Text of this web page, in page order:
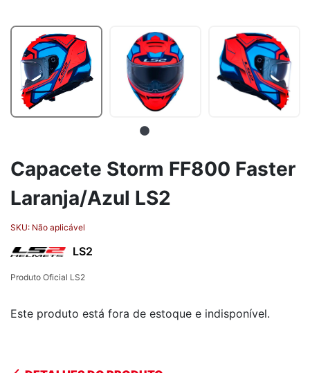
Capacete Storm FF800 Faster
Laranja/Azul LS2
SKU: Não aplicável
LS2
Produto Oficial LS2
Este produto está fora de estoque e indisponível.